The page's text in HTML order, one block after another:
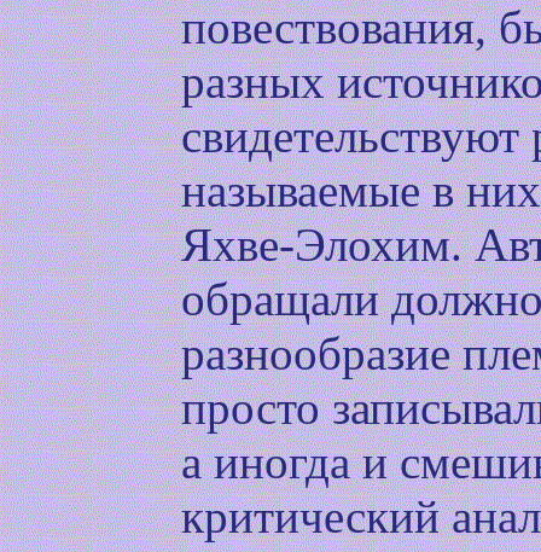
повествования,
разных
называемые в
Яхве-Элохим.
обращали
разнообразие
просто
а иногда и
критический